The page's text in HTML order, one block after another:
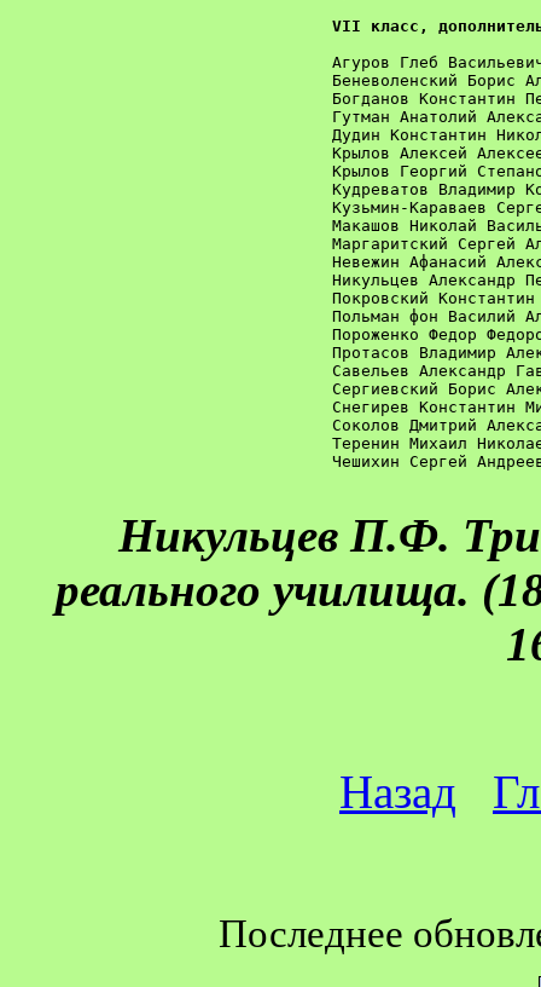
VII класс,
Агуров Глеб
Беневоленский Борис
Богданов Константин
Гутман Анатолий
Дудин Константин
Крылов Алексей
Крылов Георгий
Кудреватов Владимир
Кузьмин-Караваев
Макашов Николай
Маргаритский Сергей
Невежин Афанасий
Никульцев Александр
Покровский
Польман фон Василий
Пороженко Федор
Протасов Владимир
Савельев Александр
Сергиевский Борис
Снегирев Константин
Соколов Дмитрий
Теренин Михаил
Чешихин Сергей
Никульцев П.Ф.
реального училища.
Назад
Последнее